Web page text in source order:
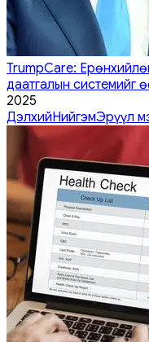
TrumpCare:
даатгалын системийг
2025
ДэлхийНийгэмЭрүүл